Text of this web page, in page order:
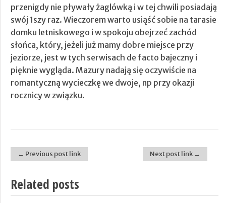
przenigdy nie pływały żaglówką i w tej chwili posiadają
swój 1szy raz. Wieczorem warto usiąść sobie na tarasie
domku letniskowego i w spokoju obejrzeć zachód
słońca, który, jeżeli już mamy dobre miejsce przy
jeziorze, jest w tych serwisach de facto bajeczny i
pięknie wygląda. Mazury nadają się oczywiście na
romantyczną wycieczkę we dwoje, np przy okazji
rocznicy w związku.
Post navigation
← Previous post link Next post link →
Related posts